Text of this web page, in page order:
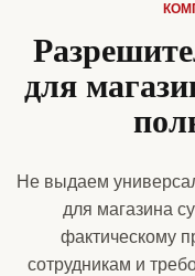
для
Не выдаем
для магазина
фактическому
сотрудникам и